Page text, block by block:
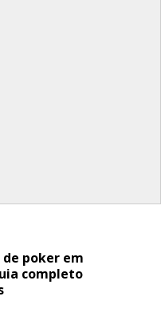
poker em
completo